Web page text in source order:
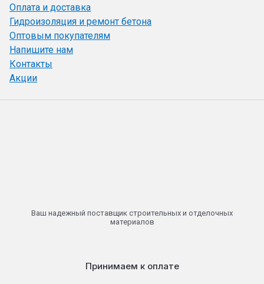
Оплата и доставка
Гидроизоляция и ремонт бетона
Оптовым покупателям
Напишите нам
Контакты
Акции
Ваш надежный поставщик строительных и отделочных
материалов
Принимаем к оплате